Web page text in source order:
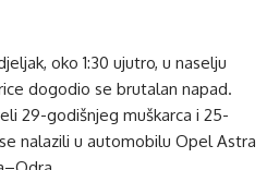
oko 1:30 ujutro, u naselju
dogodio se brutalan napad.
29-godišnjeg muškarca i 25-
nalazili u automobilu Opel Astra